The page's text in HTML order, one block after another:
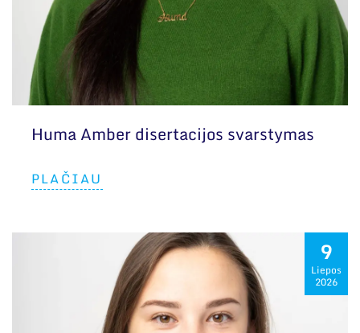
Huma Amber disertacijos svarstymas
PLAČIAU
9
Liepos
2026